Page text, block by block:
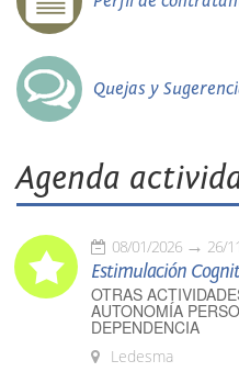
Quejas y
Agenda
08/01/2026 26/
Estimulación
OTRAS
AUTONOMÍA
DEPENDENCIA
Ledesma